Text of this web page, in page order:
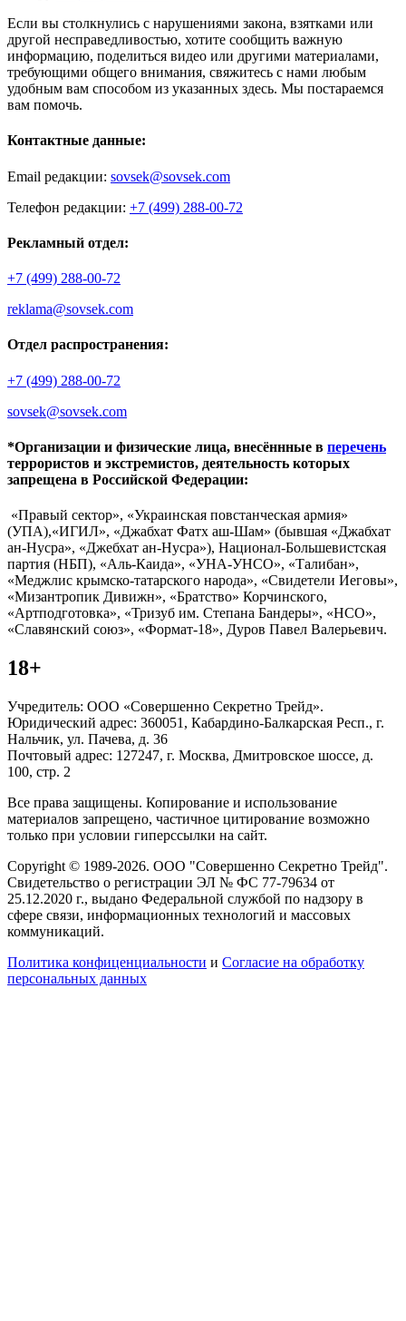
Если вы столкнулись с нарушениями закона, взятками или
другой несправедливостью, хотите сообщить важную
информацию, поделиться видео или другими материалами,
требующими общего внимания, свяжитесь с нами любым
удобным вам способом из указанных здесь. Мы постараемся
вам помочь.
Контактные данные:
Email редакции: sovsek@sovsek.com
Телефон редакции: +7 (499) 288-00-72
Рекламный отдел:
+7 (499) 288-00-72
reklama@sovsek.com
Отдел распространения:
+7 (499) 288-00-72
sovsek@sovsek.com
*Организации и физические лица, внесённные в перечень
террористов и экстремистов, деятельность которых
запрещена в Российской Федерации:
«Правый сектор», «Украинская повстанческая армия»
(УПА),«ИГИЛ», «Джабхат Фатх аш-Шам» (бывшая «Джабхат
ан-Нусра», «Джебхат ан-Нусра»), Национал-Большевистская
партия (НБП), «Аль-Каида», «УНА-УНСО», «Талибан»,
«Меджлис крымско-татарского народа», «Свидетели Иеговы»,
«Мизантропик Дивижн», «Братство» Корчинского,
«Артподготовка», «Тризуб им. Степана Бандеры», «НСО»,
«Славянский союз», «Формат-18», Дуров Павел Валерьевич.
18+
Учредитель: ООО «Совершенно Секретно Трейд».
Юридический адрес: 360051, Кабардино-Балкарская Респ., г.
Нальчик, ул. Пачева, д. 36
Почтовый адрес: 127247, г. Москва, Дмитровское шоссе, д.
100, стр. 2
Все права защищены. Копирование и использование
материалов запрещено, частичное цитирование возможно
только при условии гиперссылки на сайт.
Copyright © 1989-2026. ООО "Совершенно Секретно Трейд".
Свидетельство о регистрации ЭЛ № ФС 77-79634 от
25.12.2020 г., выдано Федеральной службой по надзору в
сфере связи, информационных технологий и массовых
коммуникаций.
Политика конфиценциальности и Согласие на обработку
персональных данных